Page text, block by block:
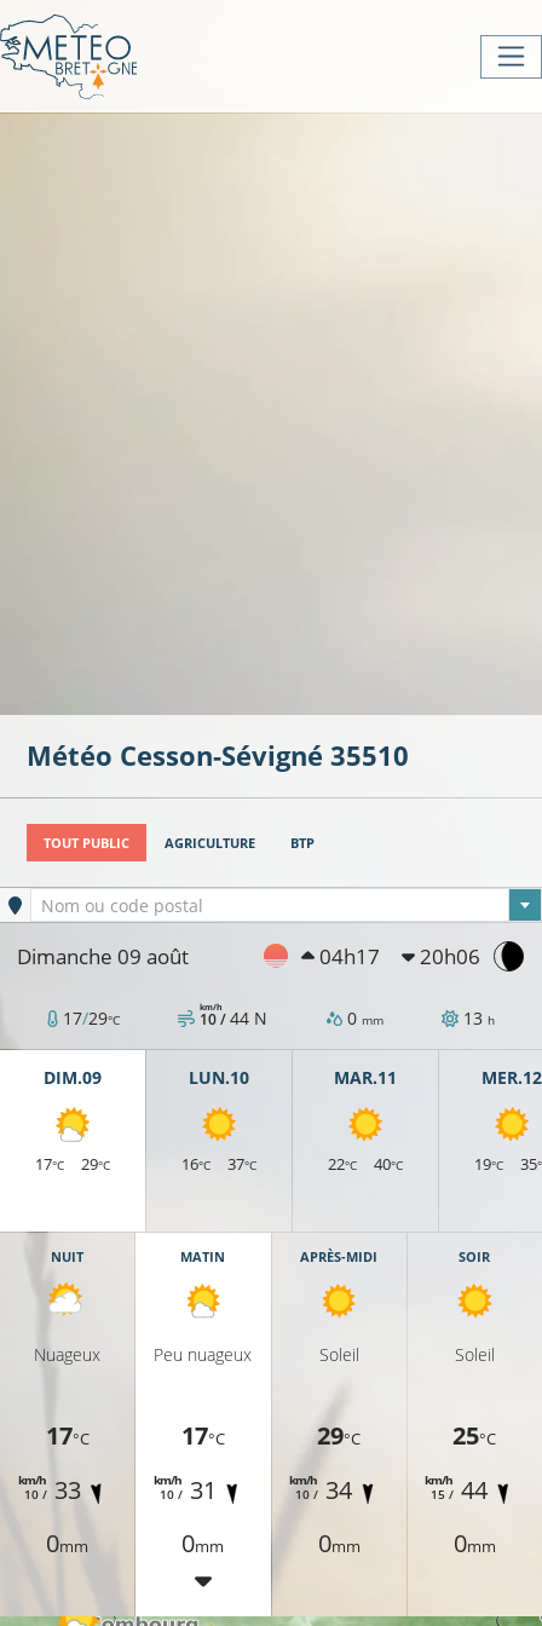
Météo Cesson-Sévigné 35510
TOUT PUBLIC AGRICULTURE BTP
Ville sélectionnée
Nom ou code postal
Dimanche 09 août 04h17 20h06
17/29°C 10 /
km/h 44 N 0 mm 13 h
DIM.09
17°C 29°C
LUN.10
16°C 37°C
MAR.11
22°C 40°C
MER.12
19°C 35
NUIT
Nuageux
17°C
10 /
km/h 33
0mm
MATIN
Peu nuageux
17°C
10 /
km/h 31
0mm
APRÈS-MIDI
Soleil
29°C
10 /
km/h 34
0mm
SOIR
Soleil
25°C
15 /
km/h 44
0mm